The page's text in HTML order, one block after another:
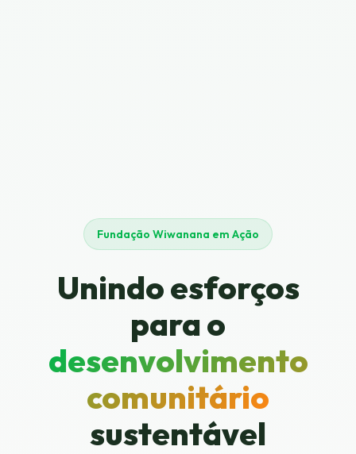
Fundação Wiwanana em Ação
Unindo esforços
para o
desenvolvimento
comunitário
sustentável